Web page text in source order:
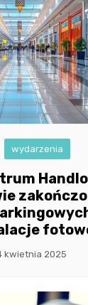
wydarzenia
kwietnia 2025